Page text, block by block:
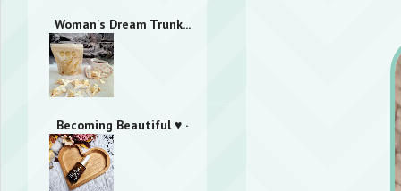
Woman's Dream Trunk...
Becoming Beautiful ♥ ·